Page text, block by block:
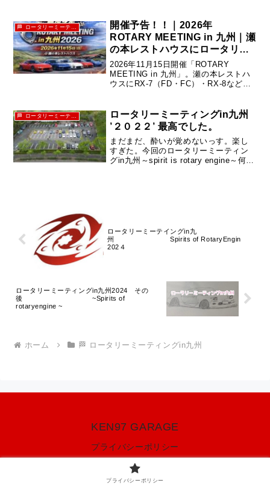
ンジからやまなみハイウェイを通りま
すと一本道になります。やまな...
開催予告！！｜2026年
ROTARY MEETING in 九州｜瀬
の本レストハウスにロータリー
集結
2026年11月15日開催「ROTARY
MEETING in 九州」。瀬の本レストハ
ウスにRX-7（FD・FC）・RX-8などロ
ロータリーミーティングin九州
’２０２２’ 最高でした。
まだまだ、酔いが覚めないっす。楽し
すぎた。今回のロータリーミーティン
グin九州～spirit is rotary engine～何故
ロータリーミーテイングin九
州 Spirits of RotaryEngin
202４
ロータリーミーティングin九州2024 その
後 ~Spirits of
rotaryengine ~
ホーム 🏁 ロータリーミーティングin九州
KEN97 GARAGE
プライバシーポリシー
© 2020 KEN97 GARAGE.
プライバシーポリシー